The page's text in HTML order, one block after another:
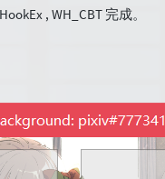
, WH_CBT 完成。